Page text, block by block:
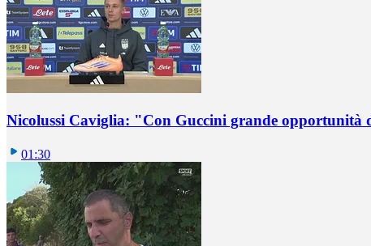
Nicolussi Caviglia: "Con Guccini grande opportunità
01:30